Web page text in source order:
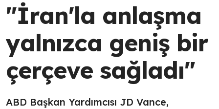
"İran'la anlaşma
yalnızca geniş bir
çerçeve sağladı"
ABD Başkan Yardımcısı JD Vance,